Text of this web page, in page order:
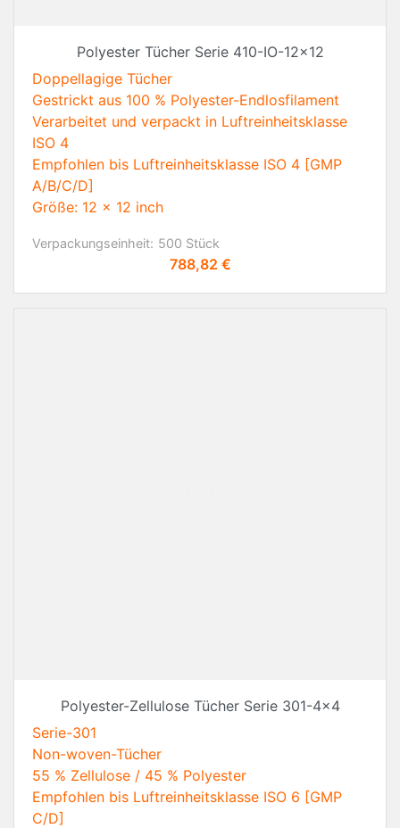
Polyester Tücher Serie 410-IO-12x12
Doppellagige Tücher
Gestrickt aus 100 % Polyester-Endlosfilament
Verarbeitet und verpackt in Luftreinheitsklasse
ISO 4
Empfohlen bis Luftreinheitsklasse ISO 4 [GMP
A/B/C/D]
Größe: 12 x 12 inch
Verpackungseinheit: 500 Stück
Preis
788,82 €
Polyester-Zellulose Tücher Serie 301-4x4
Serie-301
Non-woven-Tücher
55 % Zellulose / 45 % Polyester
Empfohlen bis Luftreinheitsklasse ISO 6 [GMP
C/D]